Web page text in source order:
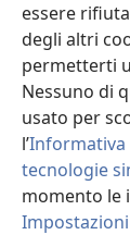
essere
degli altri
permetterti
Nessuno di
usato per
l’Informativa
tecnologie
momento le
finestra)
una
nuova
finestra)
JW Library
Copyright© 2026
CONDIZIONI